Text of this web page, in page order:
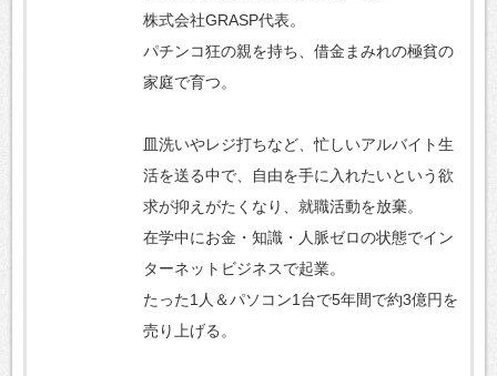
株式会社GRASP代表。
パチンコ狂の親を持ち、借金まみれの極貧の
家庭で育つ。
皿洗いやレジ打ちなど、忙しいアルバイト生
活を送る中で、自由を手に入れたいという欲
求が抑えがたくなり、就職活動を放棄。
在学中にお金・知識・人脈ゼロの状態でイン
ターネットビジネスで起業。
たった1人＆パソコン1台で5年間で約3億円を
売り上げる。